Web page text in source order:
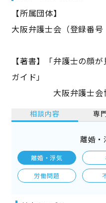
【所属団体】
大阪弁護士会（登録番
【著書】「弁護士の顔
ガイド」
大阪弁護士会協
相談内容 専
離婚・
離婚・浮気
労働問題